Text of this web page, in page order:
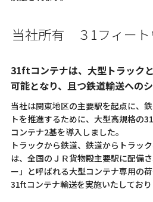
当社所有 ３1フィート
31ftコンテナは、大型トラック
可能となり、且つ鉄道輸送へのシ
当社は関東地区の主要駅を起点に、
トを推進するために、大型高規格の
コンテナ2基を導入しました。
トラックから鉄道、鉄道からトラッ
は、全国のＪＲ貨物殿主要駅に配備
ー」と呼ばれる大型コンテナ専用の
31ftコンテナ輸送を実施いたしており